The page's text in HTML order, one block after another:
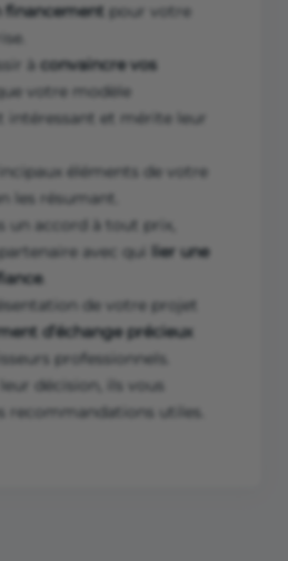
financement pour votre
à convaincre vos
votre modèle
intéressant et mérite leur
éléments de votre
les résumant.
un accord à tout prix,
avec qui lier une
.
de votre projet
d’échange précieux
professionnels.
décision, ils vous
recommandations utiles.